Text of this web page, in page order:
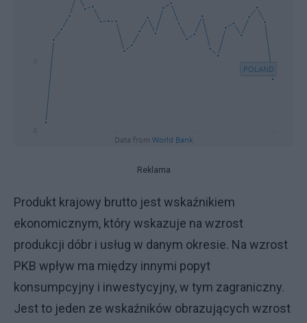
Reklama
Produkt krajowy brutto jest wskaźnikiem
ekonomicznym, który wskazuje na wzrost
produkcji dóbr i usług w danym okresie. Na wzrost
PKB wpływ ma między innymi popyt
konsumpcyjny i inwestycyjny, w tym zagraniczny.
Jest to jeden ze wskaźników obrazujących wzrost